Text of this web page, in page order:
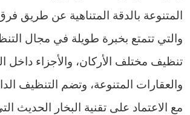
المتنوعة بالدقة المتناهية عن طريق
والتي تتمتع بخبرة طويلة في مجال
تنظيف مختلف الأركان، والأجزاء داخل
والعقارات المتنوعة، وتضم التنظيف
مع الاعتماد على تقنية البخار الحديث